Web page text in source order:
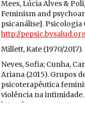
Mees, Lúcia Alves &
Feminism and
psicanálise]. Psicologia
http://
Millett, Kate (1970/
Neves, Sofia; Cunha,
Ariana (2015). Grupos
psicoterapêutica
violência na intimidade.
https://exaequo.apem-